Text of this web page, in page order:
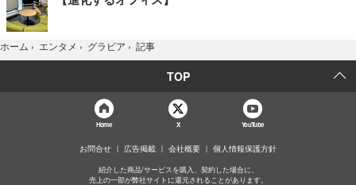
ホーム › エンタメ › グラビア › 記事
TOP
Home X YouTube
お問合せ 広告掲載 会社概要 個人情報保護方針
紹介した商品/サービスを購入、契約した場合に、
売上の一部が弊社サイトに還元されることがあります。